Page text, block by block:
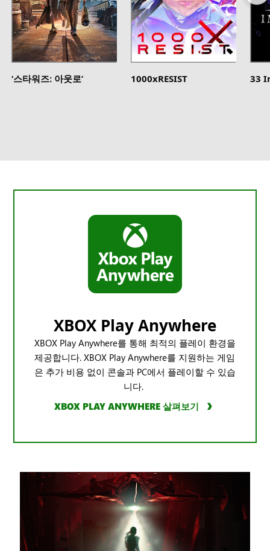
‘스타워즈: 아웃로’ 1000xRESIST 33
XBOX Play Anywhere
XBOX Play Anywhere를 통해 최적의 플레이 환경을
제공합니다. XBOX Play Anywhere를 지원하는 게임
은 추가 비용 없이 콘솔과 PC에서 플레이할 수 있습
니다.
XBOX PLAY ANYWHERE 살펴보기